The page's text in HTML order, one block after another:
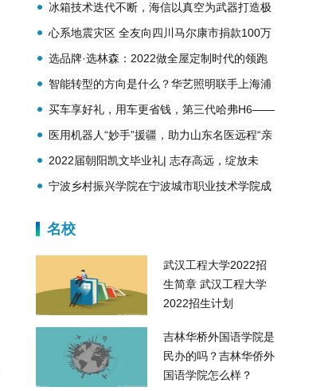
运
冰箱技术迭代不断，海信以真空为武器打造极
致保鲜力
心系地震灾区 全友向四川马尔康市捐款100万
元用于灾后重建
选品牌·选林森：2022做全屋定制时代的领跑
者！
智能转型的方向是什么？华艺照明联手上海浦
东智能照明联合会给出了答案
买车享好礼，用车更省钱，第三代哈弗H6——
年轻人的心动之选
医用机器人“妙手”援疆，助力山东名医远程“亲
诊”
2022届朝阳凯文毕业礼| 志存高远，绽放未
来！
宁波乡村振兴学院在宁波城市职业技术学院成
名校
武汉工程大学2022招
生简章 武汉工程大学
2022招生计划
吉林华桥外国语学院是
民办的吗？吉林华侨外
国语学院怎么样？